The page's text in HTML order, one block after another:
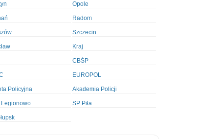
Opole
Radom
Szczecin
Kraj
CBŚP
EUROPOL
Policyjna Akademia Policji
Legionowo SP Piła